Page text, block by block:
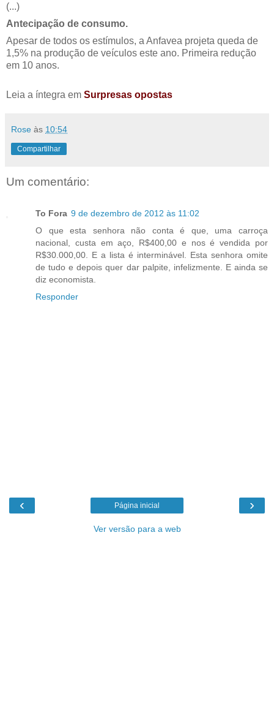
(...)
Antecipação de consumo.
Apesar de todos os estímulos, a Anfavea projeta queda de
1,5% na produção de veículos este ano. Primeira redução
em 10 anos.
Leia a íntegra em Surpresas opostas
Rose às 10:54
Compartilhar
Um comentário:
To Fora 9 de dezembro de 2012 às 11:02
O que esta senhora não conta é que, uma carroça
nacional, custa em aço, R$400,00 e nos é vendida por
R$30.000,00. E a lista é interminável. Esta senhora omite
de tudo e depois quer dar palpite, infelizmente. E ainda se
diz economista.
Responder
‹ ›
Página inicial
Ver versão para a web